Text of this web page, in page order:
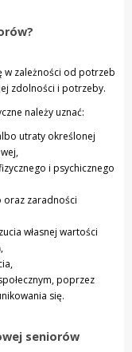
w zależności od potrzeb
zdolności i potrzeby.
należy uznać:
utraty określonej
i psychicznego
oraz zaradności
własnej wartości
poprzez
się.
seniorów